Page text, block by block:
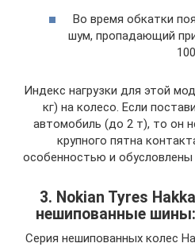
Во время обкатки
шум, пропадающий
Индекс нагрузки для этой
кг) на колесо. Если
автомобиль (до 2 т), то он
крупного пятна
особенностью и
3. Nokian Tyres
нешипованные
Серия нешипованных колес